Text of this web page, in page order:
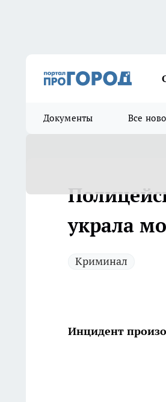
Документы Все
украла
Криминал
Инцидент